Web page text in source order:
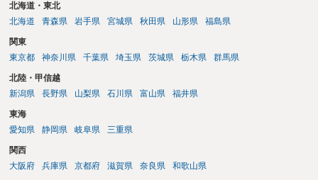
北海道・東北
北海道
青森県 岩手県 宮城県 秋田県 山形県 福島県
関東
東京都
神奈川県 千葉県 埼玉県 茨城県 栃木県 群馬県
北陸・甲信越
新潟県
長野県 山梨県 石川県 富山県 福井県
東海
愛知県
静岡県 岐阜県 三重県
関西
大阪府
兵庫県 京都府 滋賀県 奈良県 和歌山県